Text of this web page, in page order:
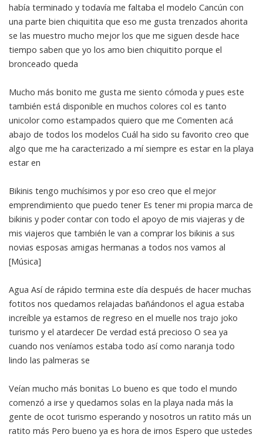
había terminado y todavía me faltaba el modelo Cancún con
una parte bien chiquitita que eso me gusta trenzados ahorita
se las muestro mucho mejor los que me siguen desde hace
tiempo saben que yo los amo bien chiquitito porque el
bronceado queda
Mucho más bonito me gusta me siento cómoda y pues este
también está disponible en muchos colores col es tanto
unicolor como estampados quiero que me Comenten acá
abajo de todos los modelos Cuál ha sido su favorito creo que
algo que me ha caracterizado a mí siempre es estar en la playa
estar en
Bikinis tengo muchísimos y por eso creo que el mejor
emprendimiento que puedo tener Es tener mi propia marca de
bikinis y poder contar con todo el apoyo de mis viajeras y de
mis viajeros que también le van a comprar los bikinis a sus
novias esposas amigas hermanas a todos nos vamos al
[Música]
Agua Así de rápido termina este día después de hacer muchas
fotitos nos quedamos relajadas bañándonos el agua estaba
increíble ya estamos de regreso en el muelle nos trajo joko
turismo y el atardecer De verdad está precioso O sea ya
cuando nos veníamos estaba todo así como naranja todo
lindo las palmeras se
Veían mucho más bonitas Lo bueno es que todo el mundo
comenzó a irse y quedamos solas en la playa nada más la
gente de ocot turismo esperando y nosotros un ratito más un
ratito más Pero bueno ya es hora de irnos Espero que ustedes